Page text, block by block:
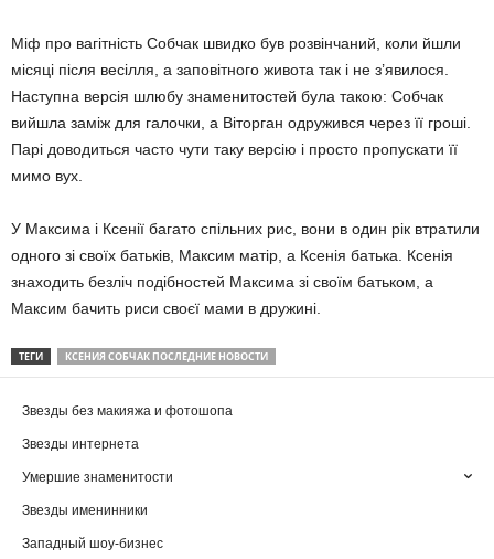
Міф про вагітність Собчак швидко був розвінчаний, коли йшли
місяці після весілля, а заповітного живота так і не з’явилося.
Наступна версія шлюбу знаменитостей була такою: Собчак
вийшла заміж для галочки, а Віторган одружився через її грошi.
Парі доводиться часто чути таку версію і просто пропускати її
мимо вух.
У Максима і Ксенії багато спільних рис, вони в один рік втратили
одного зі своїх батьків, Максим матір, а Ксенія батька. Ксенія
знаходить безліч подібностей Максима зі своїм батьком, а
Максим бачить риси своєї мами в дружині.
ТЕГИ КСЕНИЯ СОБЧАК ПОСЛЕДНИЕ НОВОСТИ
Звезды без макияжа и фотошопа
Звезды интернета
Умершие знаменитости
Звезды именинники
Западный шоу-бизнес